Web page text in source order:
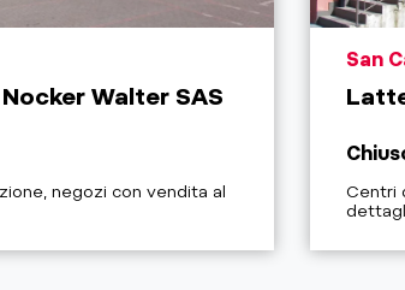
Walter SAS
negozi con vendita al
San
Centri